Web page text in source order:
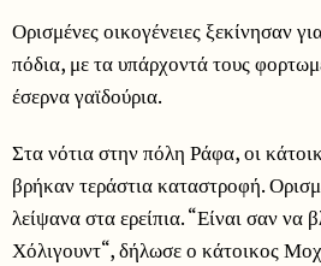
Ορισμένες οικογένειες ξεκίνησαν
πόδια, με τα υπάρχοντά τους
έσερνα γαϊδούρια.
Στα νότια στην πόλη Ράφα, οι
βρήκαν τεράστια καταστροφή.
λείψανα στα ερείπια. “Είναι σαν να
Χόλιγουντ“, δήλωσε ο κάτοικος